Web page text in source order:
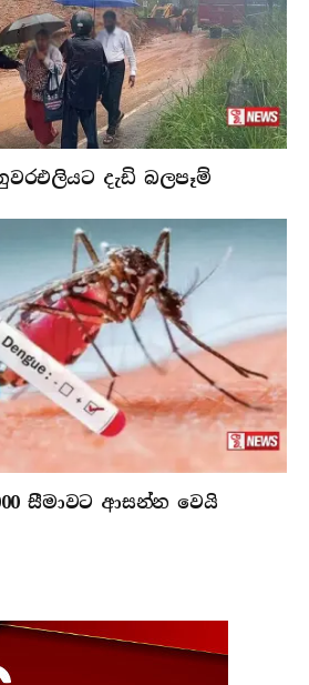
දැඩි බලපෑම්
සීමාවට ආසන්න වෙයි